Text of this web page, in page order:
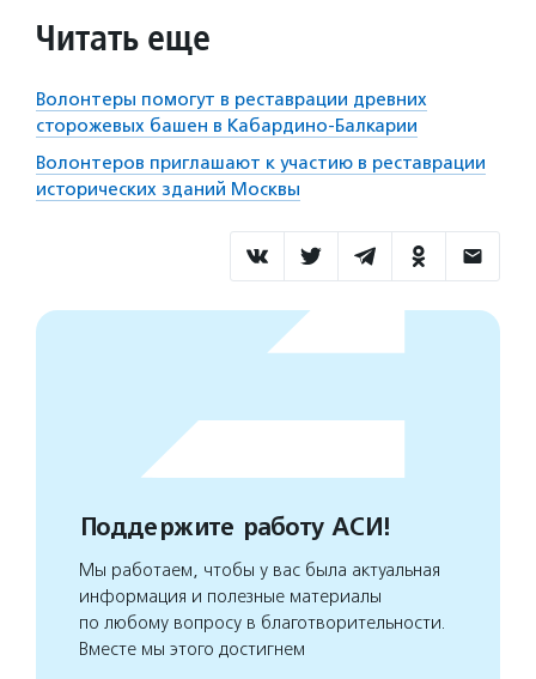
Читать еще
Волонтеры помогут в реставрации древних
сторожевых башен в Кабардино-Балкарии
Волонтеров приглашают к участию в реставрации
исторических зданий Москвы
Поддержите работу АСИ!
Мы работаем, чтобы у вас была актуальная
информация и полезные материалы
по любому вопросу в благотворительности.
Вместе мы этого достигнем